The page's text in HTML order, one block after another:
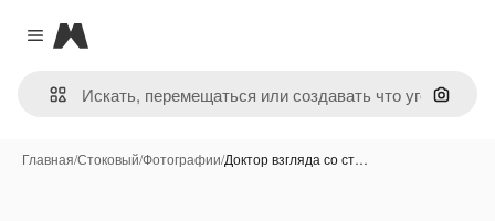
Close menu
Magnific
Поиск
Главная/Стоковый/Фотографии/Доктор взгляда со ст…